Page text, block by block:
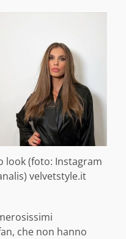
look (foto: Instagram
velvetstyle.it
che non hanno